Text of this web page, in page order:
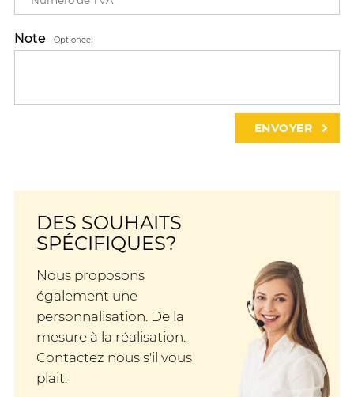
Note Optioneel
DES SOUHAITS
SPÉCIFIQUES?
Nous proposons
également une
personnalisation. De la
mesure à la réalisation.
Contactez nous s'il vous
plait.